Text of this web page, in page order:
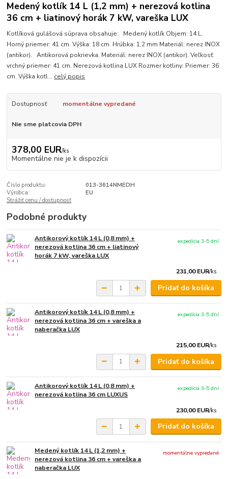
Medený kotlík 14 L (1,2 mm) + nerezová kotlina
36 cm + liatinový horák 7 kW, vareška LUX
Kotlíková gulášová súprava obsahuje: Medený kotlík Objem: 14 L.
Horný priemer: 41 cm. Výška: 18 cm. Hrúbka: 1,2 mm Materiál: nerez INOX
(antikor). Antikorová pokrievka. Materiál: nerez INOX (antikor). Veľkosť:
vrchný priemer: 41 cm. Nerezová kotlina LUX Rozmer kotliny: Priemer: 36
cm. Výška kotl... celý popis
Dostupnosť momentálne vypredané
Nie sme platcovia DPH
378,00 EUR/ks
Momentálne nie je k dispozícii
Číslo produktu:
013-3614NMEDH
Výrobca:
EU
Strážiť cenu / dostupnosť
Podobné produkty
Antikorový kotlík 14 L (0,8 mm) +
nerezová kotlina 36 cm + liatinový
horák 7 kW, vareška LUX
231,00 EUR/ks
expedícia 3-5 dní
Pridať do košíka
Antikorový kotlík 14 L (0,8 mm) +
nerezová kotlina 36 cm + vareška a
naberačka LUX
215,00 EUR/ks
expedícia 3-5 dní
Pridať do košíka
Antikorový kotlík 14 L (0,8 mm) +
nerezová kotlina 36 cm LUXUS
230,00 EUR/ks
expedícia 3-5 dní
Pridať do košíka
Medený kotlík 14 L (1,2 mm) +
nerezová kotlina 36 cm + vareška a
naberačka LUX
momentálne vypredané